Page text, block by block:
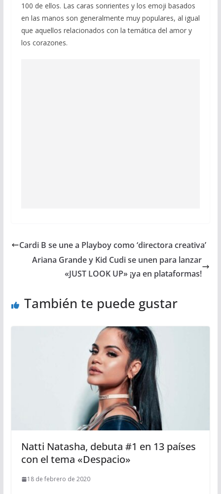
100 de ellos. Las caras sonrientes y los emoji basados ​​
en las manos son generalmente muy populares, al igual
que aquellos relacionados con la temática del amor y
los corazones.
Cardi B se une a Playboy como ‘directora creativa’
Ariana Grande y Kid Cudi se unen para lanzar
«JUST LOOK UP» ¡ya en plataformas!
También te puede gustar
Natti Natasha, debuta #1 en 13 países
con el tema «Despacio»
18 de febrero de 2020